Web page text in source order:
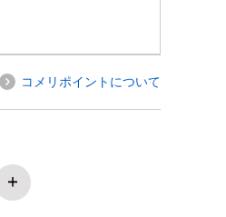
コメリポイントについて